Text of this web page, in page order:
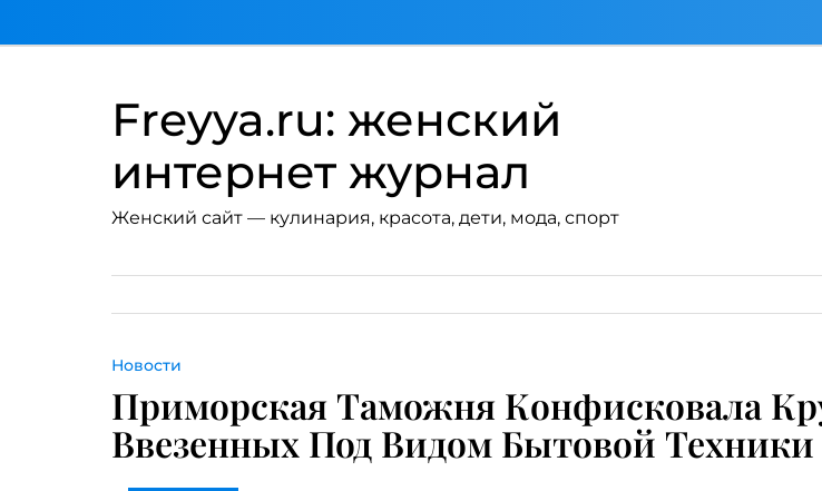
Freyya.ru: женский
интернет журнал
Женский сайт — кулинария, красота, дети, мода, спорт
Новости
Приморская Таможня Конфисковала
Ввезенных Под Видом Бытовой Техники